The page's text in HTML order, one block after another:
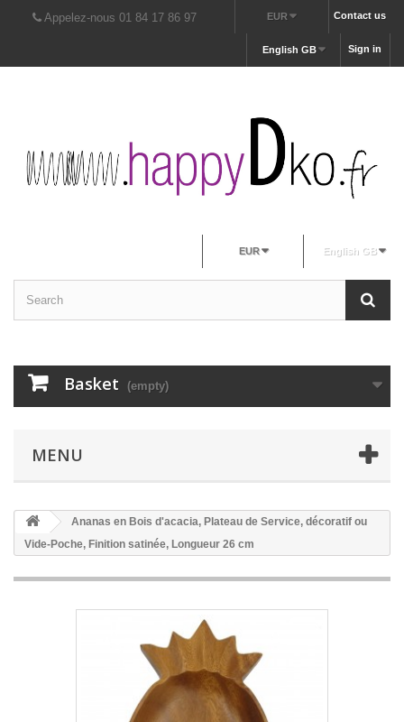
Contact us
EUR
Appelez-nous 01 84 17 86 97
Sign in
English GB
English GB
EUR
Basket (empty)
MENU
Ananas en Bois d'acacia, Plateau de Service, décoratif ou
Vide-Poche, Finition satinée, Longueur 26 cm